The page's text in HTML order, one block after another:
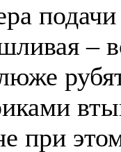
–
при